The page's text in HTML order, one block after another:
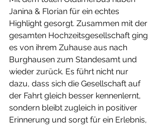
Janina & Florian für ein echtes
Highlight gesorgt. Zusammen mit der
gesamten Hochzeitsgesellschaft ging
es von ihrem Zuhause aus nach
Burghausen zum Standesamt und
wieder zurück. Es führt nicht nur
dazu, dass sich die Gesellschaft auf
der Fahrt gleich besser kennenlernt,
sondern bleibt zugleich in positiver
Erinnerung und sorgt für ein Erlebnis,